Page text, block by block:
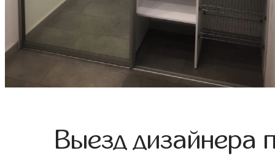
Выезд дизайнера